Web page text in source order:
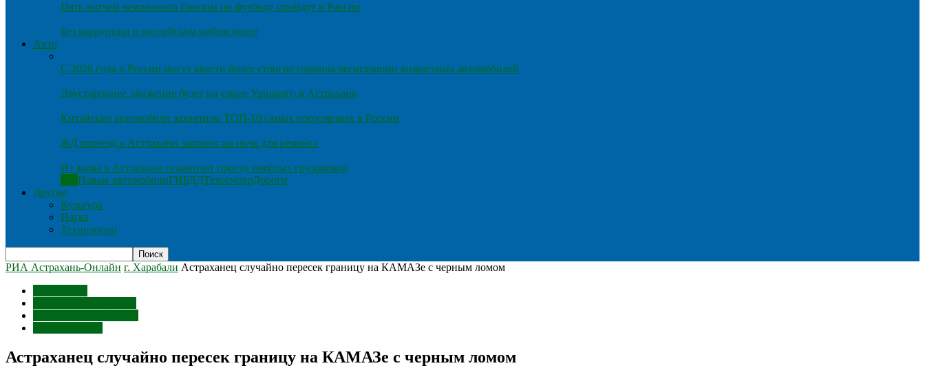
Пять матчей чемпионата Европы по футболу пройдут в России
Без коррупции в российском киберспорте
Авто
С 2026 года в России могут ввести более строгие правила регистрации возрастных автомобилей
Двустороннее движение будет на улице Урицкого в Астрахани
Китайские автомобили захватили ТОП-10 самых популярных в России
ЖД переезд в Астрахани закроют на ночь для ремонта
Из жары в Астрахани ограничат проезд тяжёлых грузовиков
Новые автомобилиГИБДДТехосмотрДороги
Другие
Культура
Наука
Технологии
РИА Астрахань-Онлайн г. Харабали Астраханец случайно пересек границу на КАМАЗе с черным ломом
Астраханец случайно пересек границу на КАМАЗе с черным ломом